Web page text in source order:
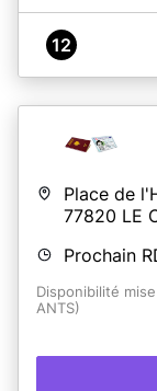
12
Place de
77820 LE
Prochain
Disponibilité
ANTS)